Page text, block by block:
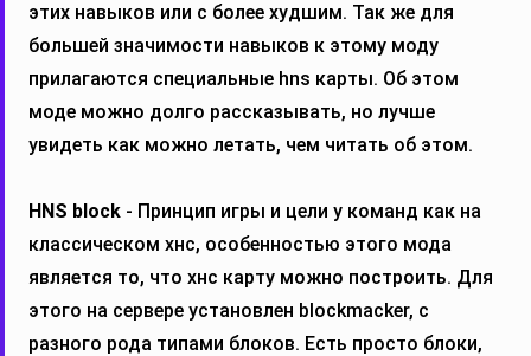
этих навыков или с более худшим. Так же для
большей значимости навыков к этому моду
прилагаются специальные hns карты. Об этом
моде можно долго рассказывать, но лучше
увидеть как можно летать, чем читать об этом.
HNS block - Принцип игры и цели у команд как на
классическом хнс, особенностью этого мода
является то, что хнс карту можно построить. Для
этого на сервере установлен blockmacker, с
разного рода типами блоков. Есть просто блоки,